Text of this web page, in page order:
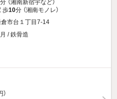
分 （湘南新宿宇など）
歩10分 （湘南モノレ）
市台１丁目7-14
/ 鉄骨造